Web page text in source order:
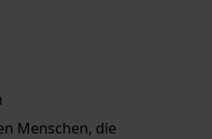
Menschen, die